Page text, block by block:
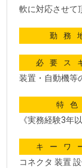
軟に対応させて
勤務
必要ス
装置・自動機等
特色
《実務経験3年
キーワ
コネクタ 装置